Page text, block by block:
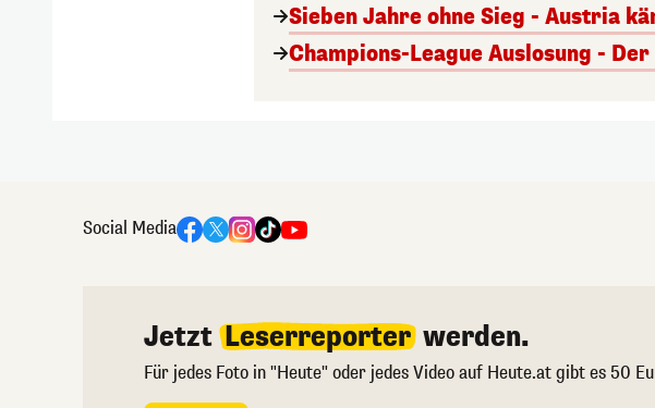
Sieben Jahre ohne Sieg - Austria
Champions-League Auslosung -
Social Media
Jetzt Leserreporter werden.
Für jedes Foto in "Heute" oder jedes Video auf Heute.at gibt es 50